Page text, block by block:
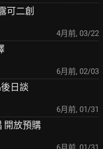
可二創
4月前, 03/22
6月前, 02/03
日談
6月前, 01/31
開放預購